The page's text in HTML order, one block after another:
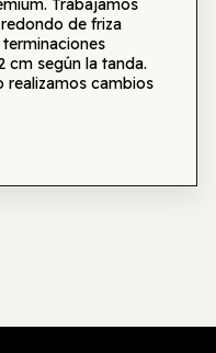
Trabajamos
de friza
cm según la tanda.
realizamos cambios